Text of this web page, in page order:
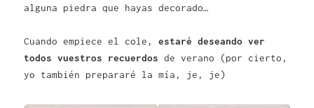
alguna piedra que hayas decorado…
Cuando empiece el cole,estaré deseando ver
todos vuestros recuerdos de verano (por cierto,
yo también prepararé la mía, je, je)